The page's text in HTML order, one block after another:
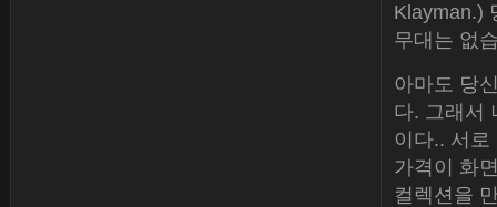
Klayman.)
무대는 없
아마도 당
다. 그래서
이다.. 서
가격이 화
컬렉션을